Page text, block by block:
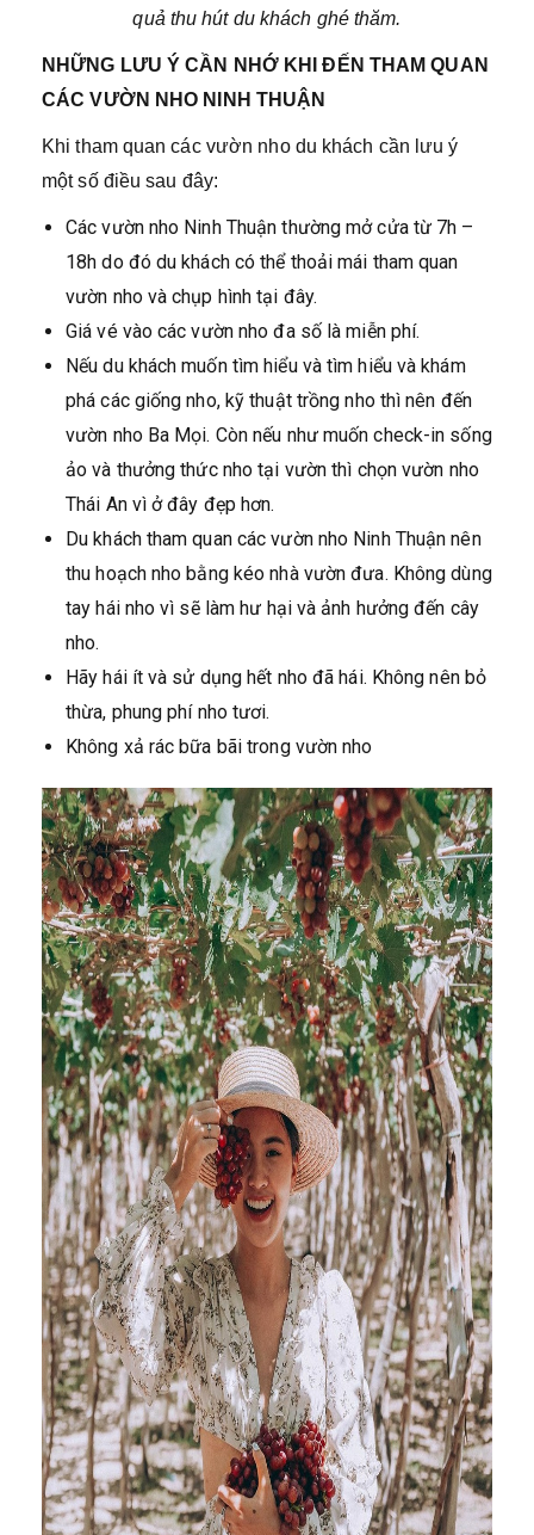
quả thu hút du khách ghé thăm.
NHỮNG LƯU Ý CẦN NHỚ KHI ĐẾN THAM QUAN
CÁC VƯỜN NHO NINH THUẬN
Khi tham quan các vườn nho du khách cần lưu ý
một số điều sau đây:
Các vườn nho Ninh Thuận thường mở cửa từ 7h –
18h do đó du khách có thể thoải mái tham quan
vườn nho và chụp hình tại đây.
Giá vé vào các vườn nho đa số là miễn phí.
Nếu du khách muốn tìm hiểu và tìm hiểu và khám
phá các giống nho, kỹ thuật trồng nho thì nên đến
vườn nho Ba Mọi. Còn nếu như muốn check-in sống
ảo và thưởng thức nho tại vườn thì chọn vườn nho
Thái An vì ở đây đẹp hơn.
Du khách tham quan các vườn nho Ninh Thuận nên
thu hoạch nho bằng kéo nhà vườn đưa. Không dùng
tay hái nho vì sẽ làm hư hại và ảnh hưởng đến cây
nho.
Hãy hái ít và sử dụng hết nho đã hái. Không nên bỏ
thừa, phung phí nho tươi.
Không xả rác bữa bãi trong vườn nho